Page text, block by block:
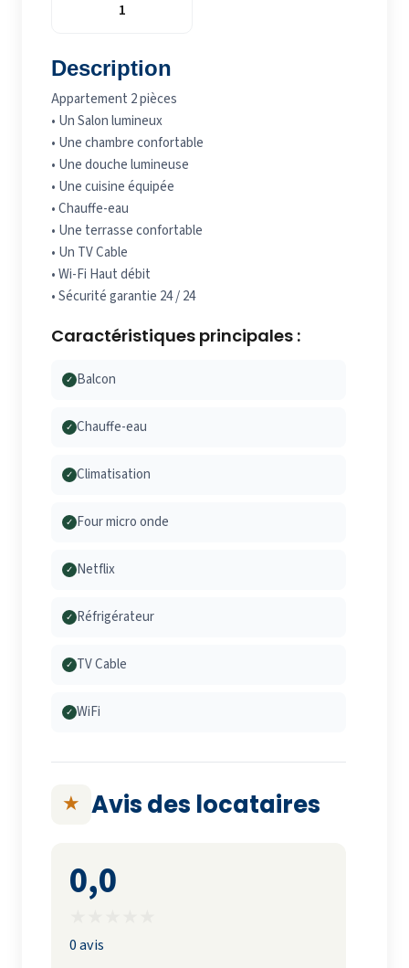
1
Description
Appartement 2 pièces
• Un Salon lumineux
• Une chambre confortable
• Une douche lumineuse
• Une cuisine équipée
• Chauffe-eau
• Une terrasse confortable
• Un TV Cable
• Wi-Fi Haut débit
• Sécurité garantie 24 / 24
Caractéristiques principales :
✓ Balcon
✓ Chauffe-eau
✓ Climatisation
✓ Four micro onde
✓ Netflix
✓ Réfrigérateur
✓ TV Cable
✓ WiFi
★ Avis des locataires
0,0
0 avis